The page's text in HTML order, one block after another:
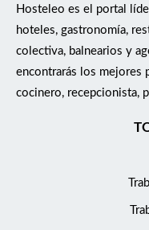
Hosteleo es el portal
hoteles, gastronomía,
colectiva, balnearios y
encontrarás los mejores
cocinero, recepcionista,